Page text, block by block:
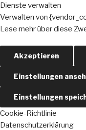
Dienste verwalten
Verwalten von
Lese mehr über diese
Akzeptieren
Einstellungen
Einstellungen
Cookie-Richtlinie
Datenschutzerklärung